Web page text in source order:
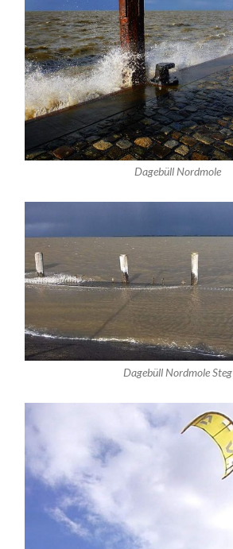
Dagebüll Nordmole
Dagebüll Nordmole Steg